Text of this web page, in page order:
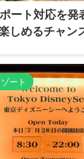
ート対応を発
しめるチャン
ート